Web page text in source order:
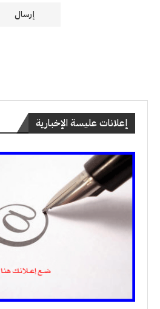
إعلانات عليسة الإخبارية